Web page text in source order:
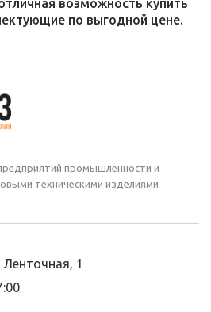
возможность купить
по выгодной цене.
промышленности и
техническими изделиями
1